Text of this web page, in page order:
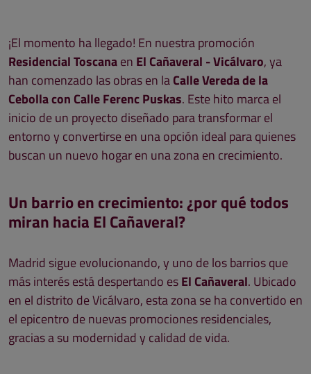
¡El momento ha llegado! En nuestra promoción
Residencial Toscanaen El Cañaveral - Vicálvaro, ya
han comenzado las obras en laCalle Vereda de la
Cebolla con Calle Ferenc Puskas. Este hito marca el
inicio de un proyecto diseñado para transformar el
entorno y convertirse en una opción ideal para quienes
buscan un nuevo hogar en una zona en crecimiento.
Un barrio en crecimiento: ¿por qué todos
miran hacia El Cañaveral?
Madrid sigue evolucionando, y uno de los barrios que
más interés está despertando esEl Cañaveral. Ubicado
en el distrito de Vicálvaro, esta zona se ha convertido en
el epicentro de nuevas promociones residenciales,
gracias a su modernidad y calidad de vida.